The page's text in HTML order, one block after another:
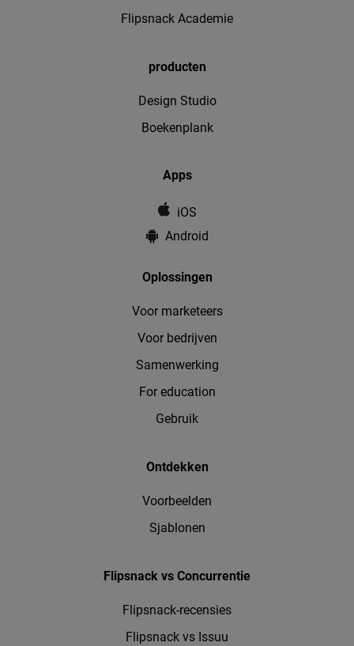
Flipsnack Academie
producten
Design Studio
Boekenplank
Apps
iOS
Android
Oplossingen
Voor marketeers
Voor bedrijven
Samenwerking
For education
Gebruik
Ontdekken
Voorbeelden
Sjablonen
Flipsnack vs Concurrentie
Flipsnack-recensies
Flipsnack vs Issuu